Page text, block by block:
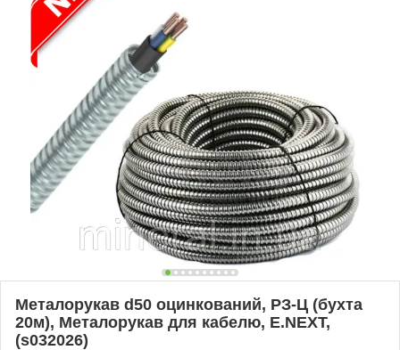
Металорукав d50 оцинкований, РЗ-Ц (бухта
20м), Металорукав для кабелю, E.NEXT,
(s032026)